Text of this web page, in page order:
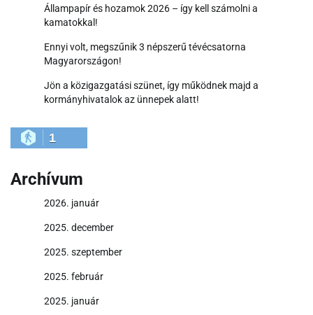
Állampapír és hozamok 2026 – így kell számolni a
kamatokkal!
Ennyi volt, megszűnik 3 népszerű tévécsatorna
Magyarországon!
Jön a közigazgatási szünet, így működnek majd a
kormányhivatalok az ünnepek alatt!
1
Archívum
2026. január
2025. december
2025. szeptember
2025. február
2025. január